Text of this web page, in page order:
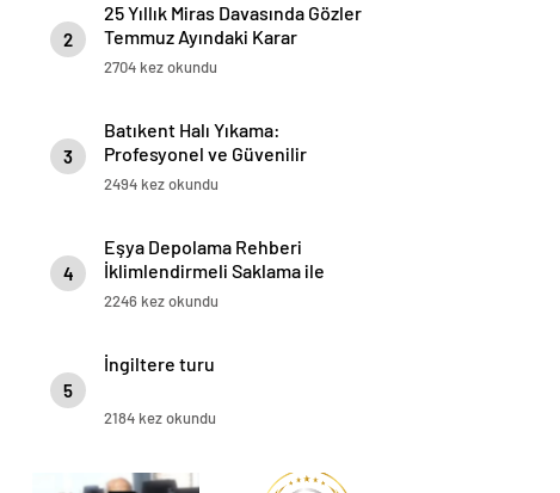
2
25 Yıllık Miras Davasında Gözler
Temmuz Ayındaki Karar
Duruşmasına Çevrildi
2704 kez okundu
3
Batıkent Halı Yıkama:
Profesyonel ve Güvenilir
Hizmetler
2494 kez okundu
4
Eşya Depolama Rehberi
İklimlendirmeli Saklama ile
Güvenli Kullanım
2246 kez okundu
5
İngiltere turu
2184 kez okundu